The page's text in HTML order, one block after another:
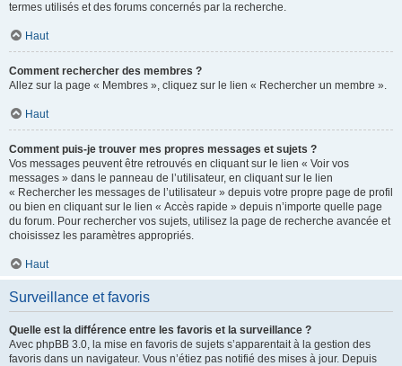
termes utilisés et des forums concernés par la recherche.
Haut
Comment rechercher des membres ?
Allez sur la page « Membres », cliquez sur le lien « Rechercher un membre ».
Haut
Comment puis-je trouver mes propres messages et sujets ?
Vos messages peuvent être retrouvés en cliquant sur le lien « Voir vos
messages » dans le panneau de l’utilisateur, en cliquant sur le lien
« Rechercher les messages de l’utilisateur » depuis votre propre page de profil
ou bien en cliquant sur le lien « Accès rapide » depuis n’importe quelle page
du forum. Pour rechercher vos sujets, utilisez la page de recherche avancée et
choisissez les paramètres appropriés.
Haut
Surveillance et favoris
Quelle est la différence entre les favoris et la surveillance ?
Avec phpBB 3.0, la mise en favoris de sujets s’apparentait à la gestion des
favoris dans un navigateur. Vous n’étiez pas notifié des mises à jour. Depuis